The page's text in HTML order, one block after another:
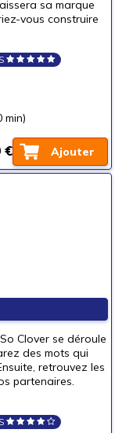
sa marque
vous construire
min)
Ajouter
€
Clover se déroule
des mots qui
retrouvez les
partenaires.